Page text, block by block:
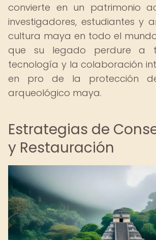
convierte en un patrimonio
investigadores, estudiantes y
cultura maya en todo el
que su legado perdure a
tecnología y la colaboración
en pro de la protección
arqueológico maya.
Estrategias de
y Restauración